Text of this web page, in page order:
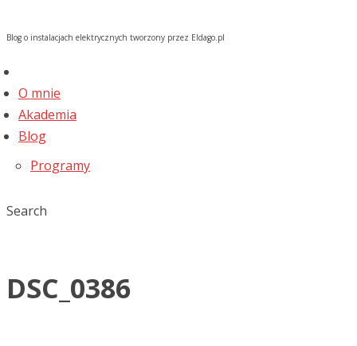
Blog o instalacjach elektrycznych tworzony przez Eldago.pl
O mnie
Akademia
Blog
Programy
Search
DSC_0386